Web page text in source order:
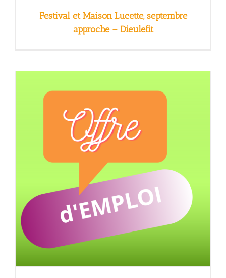
Festival et Maison Lucette, septembre
approche – Dieulefit